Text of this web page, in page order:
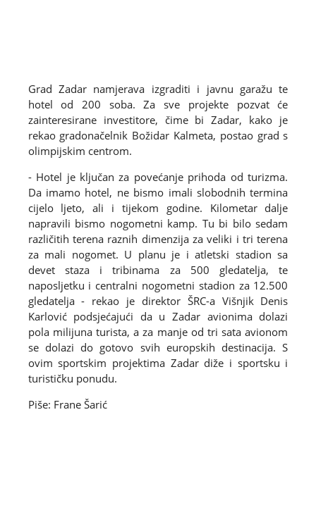
Grad Zadar namjerava izgraditi i javnu garažu te
hotel od 200 soba. Za sve projekte pozvat će
zainteresirane investitore, čime bi Zadar, kako je
rekao gradonačelnik Božidar Kalmeta, postao grad s
olimpijskim centrom.
- Hotel je ključan za povećanje prihoda od turizma.
Da imamo hotel, ne bismo imali slobodnih termina
cijelo ljeto, ali i tijekom godine. Kilometar dalje
napravili bismo nogometni kamp. Tu bi bilo sedam
različitih terena raznih dimenzija za veliki i tri terena
za mali nogomet. U planu je i atletski stadion sa
devet staza i tribinama za 500 gledatelja, te
naposljetku i centralni nogometni stadion za 12.500
gledatelja - rekao je direktor ŠRC-a Višnjik Denis
Karlović podsjećajući da u Zadar avionima dolazi
pola milijuna turista, a za manje od tri sata avionom
se dolazi do gotovo svih europskih destinacija. S
ovim sportskim projektima Zadar diže i sportsku i
turističku ponudu.
Piše: Frane Šarić